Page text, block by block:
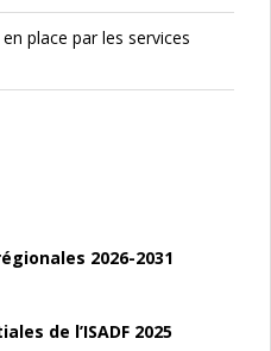
place par les services
2026-2031
de l’ISADF 2025